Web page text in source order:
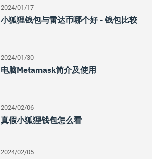
2024/01/17
小狐狸钱包与雷达币哪个好 - 钱包比较
2024/01/30
电脑Metamask简介及使用
2024/02/06
真假小狐狸钱包怎么看
2024/02/05